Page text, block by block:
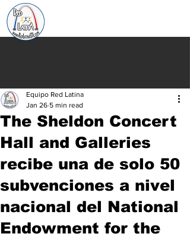
The Sheldon Concert
Hall and Galleries
recibe una de solo 50
subvenciones a nivel
nacional del National
Endowment for the
Equipo Red Latina
Jan 26 5 min read